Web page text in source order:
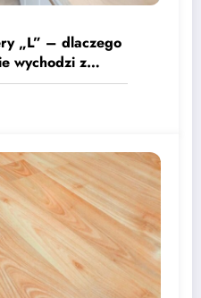
„L” – dlaczego
wychodzi z